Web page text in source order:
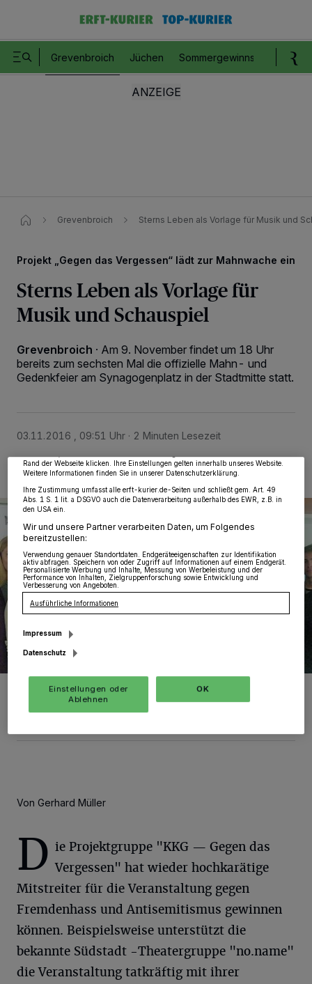
Grevenbroich Jüchen Sommergewinnspiel
Grevenbroich Sterns Leben als Vorlage für Musik und
Projekt „Gegen das Vergessen“ lädt zur Mahnwache ein
Sterns Leben als Vorlage für
Musik und Schauspiel
Grevenbroich · Am 9. November findet um 18 Uhr
bereits zum sechsten Mal die offizielle Mahn- und
Gedenkfeier am Synagogenplatz in der Stadtmitte statt.
03.11.2016 , 09:51 Uhr 2 Minuten Lesezeit
Die Projektgruppe „KKG — Gegen das Vergessen“ und ihre
Mitstreiter würden sich sehr darüber freuen, wenn möglichst viele
Von Gerhard Müller
D ie Projektgruppe "KKG — Gegen das
Vergessen" hat wieder hochkarätige
Mitstreiter für die Veranstaltung gegen
Fremdenhass und Antisemitismus gewinnen
können. Beispielsweise unterstützt die
bekannte Südstadt -Theatergruppe "no.name"
die Veranstaltung tatkräftig mit ihrer
-Partner speichern und greifen auf personenbezogene Daten
möglicherweise nicht mehr so relevant für Sie. Sie können dieses Menü jederzeit
wieder aufrufen, um Ihre Einstellungen zu ändern oder Ihre Einwilligung zu
Rand der Webseite klicken. Ihre Einstellungen gelten innerhalb unseres Website.
Weitere Informationen finden Sie in unserer Datenschutzerklärung.
Ihre Zustimmung umfasst alle erft-kurier.de-Seiten und schließt gem. Art. 49
Abs. 1 S. 1 lit. a DSGVO auch die Datenverarbeitung außerhalb des EWR, z.B. in
den USA ein.
Wir und unsere Partner verarbeiten Daten, um Folgendes
bereitzustellen:
Verwendung genauer Standortdaten. Endgeräteeigenschaften zur Identifikation
aktiv abfragen. Speichern von oder Zugriff auf Informationen auf einem Endgerät.
Personalisierte Werbung und Inhalte, Messung von Werbeleistung und der
Performance von Inhalten, Zielgruppenforschung sowie Entwicklung und
Verbesserung von Angeboten.
Ausführliche Informationen
Impressum
Datenschutz
Einstellungen oder
Ablehnen
OK